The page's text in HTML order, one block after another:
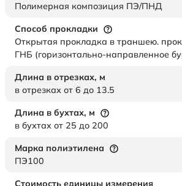
Полимерная композиция ПЭ/ПНД
Способ прокладки
Открытая прокладка в траншею.
ГНБ (горизонтально-направленное
Длина в отрезках, м
в отрезках от 6 до 13.5
Длина в бухтах, м
в бухтах от 25 до 200
Марка полиэтилена
ПЭ100